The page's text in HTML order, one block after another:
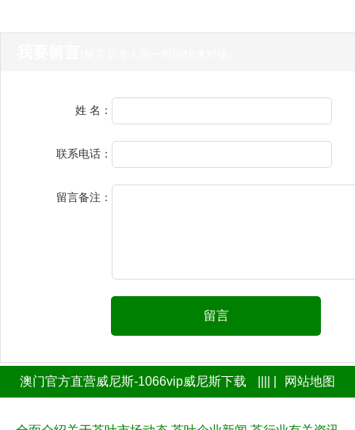
姓 名：
联系电话：
留言备注：
留言
澳门官方直营威尼斯-1066vip威尼斯下载 网站地图